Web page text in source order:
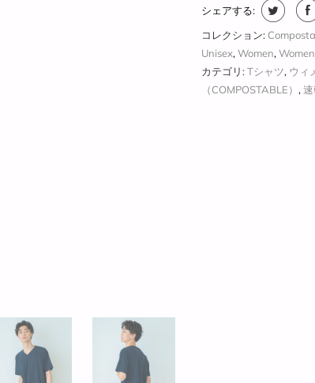
シェアする:
コレクション:
Unisex,Women,
カテゴリ: Tシャツ, ウィ
（COMPOSTABLE） ,